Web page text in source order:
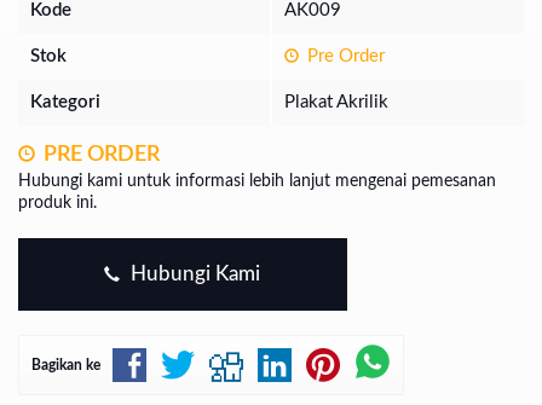
Kode AK009
Stok Pre Order
Kategori Plakat Akrilik
PRE ORDER
Hubungi kami untuk informasi lebih lanjut mengenai pemesanan
produk ini.
Hubungi Kami
Bagikan ke